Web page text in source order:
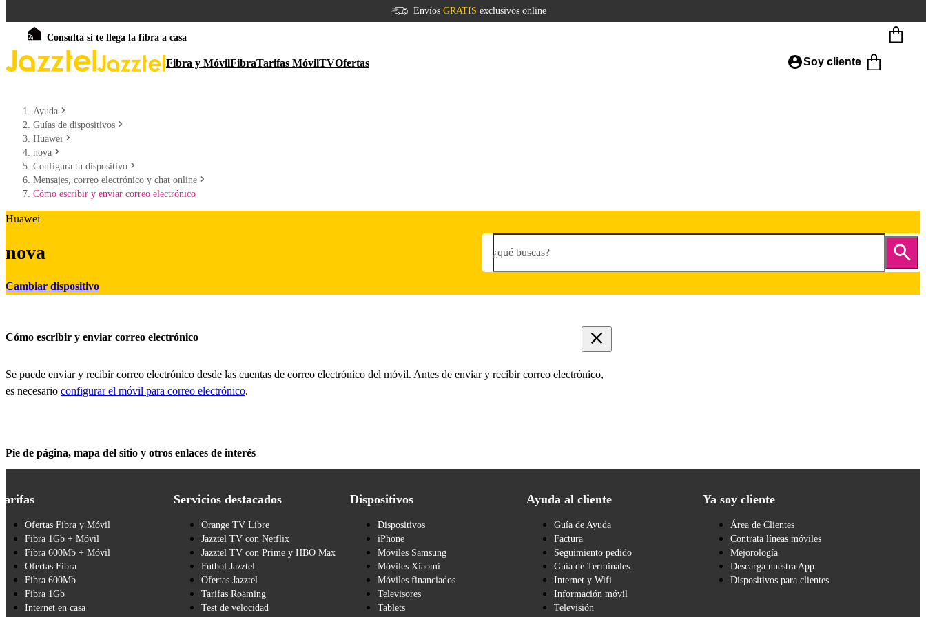
Envíos GRATIS exclusivos online
Consulta si te llega la fibra a casa
Fibra y MóvilFibraTarifas MóvilTVOfertas Soy cliente
Ayuda
Guías de dispositivos
Huawei
nova
Configura tu dispositivo
Mensajes, correo electrónico y chat online
Cómo escribir y enviar correo electrónico
Huawei
nova
Cambiar dispositivo
¿qué buscas?
Cómo escribir y enviar correo electrónico
Se puede enviar y recibir correo electrónico desde las cuentas de correo electrónico del móvil. Antes de enviar y recibir correo electrónico,
es necesario configurar el móvil para correo electrónico.
Pie de página, mapa del sitio y otros enlaces de interés
Ofertas Fibra y Móvil
Fibra 1Gb + Móvil
Fibra 600Mb + Móvil
Ofertas Fibra
Fibra 600Mb
Fibra 1Gb
Internet en casa
Servicios destacados
Orange TV Libre
Jazztel TV con Netflix
Jazztel TV con Prime y HBO Max
Fútbol Jazztel
Ofertas Jazztel
Tarifas Roaming
Test de velocidad
Dispositivos
Dispositivos
iPhone
Móviles Samsung
Móviles Xiaomi
Móviles financiados
Televisores
Tablets
Ayuda al cliente
Guía de Ayuda
Factura
Seguimiento pedido
Guía de Terminales
Internet y Wifi
Información móvil
Televisión
Ya soy cliente
Área de Clientes
Contrata líneas móviles
Mejorología
Descarga nuestra App
Dispositivos para clientes